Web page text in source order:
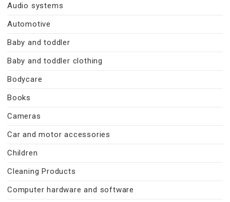
Audio systems
Automotive
Baby and toddler
Baby and toddler clothing
Bodycare
Books
Cameras
Car and motor accessories
Children
Cleaning Products
Computer hardware and software